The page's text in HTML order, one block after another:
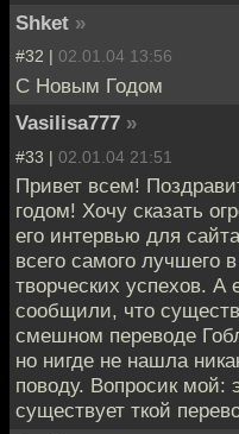
Shket »
#32 | 02.01.04 13:56
С Новым Годом
Vasilisa777 »
#33 | 02.01.04 21:51
Привет всем!
годом! Хочу сказать
его интервью для
всего самого лучшего
творческих успехов.
сообщили, что
смешном переводе
но нигде не нашла
поводу. Вопросик мой:
существует ткой